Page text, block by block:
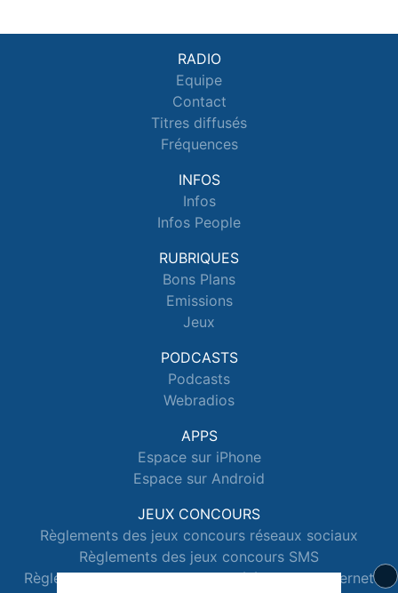
RADIO
Equipe
Contact
Titres diffusés
Fréquences
INFOS
Infos
Infos People
RUBRIQUES
Bons Plans
Emissions
Jeux
PODCASTS
Podcasts
Webradios
APPS
Espace sur iPhone
Espace sur Android
JEUX CONCOURS
Règlements des jeux concours réseaux sociaux
Règlements des jeux concours SMS
Règlements des jeux concours téléphone et internet